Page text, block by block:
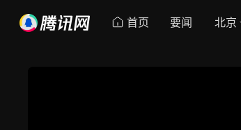
首页 要闻 北京